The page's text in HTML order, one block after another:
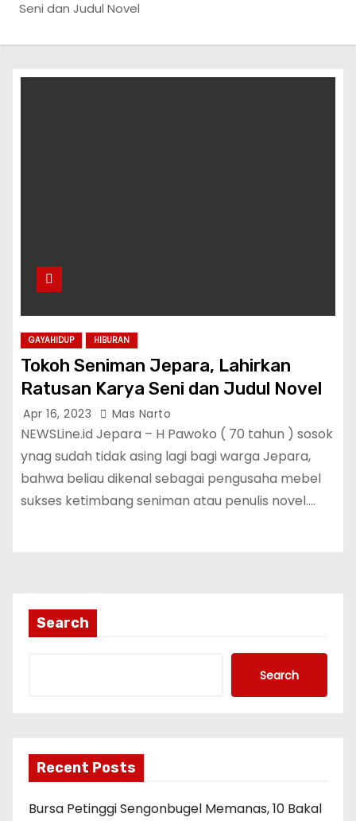
Seni dan Judul Novel
GAYAHIDUP HIBURAN
Tokoh Seniman Jepara, Lahirkan
Ratusan Karya Seni dan Judul Novel
Apr 16, 2023 Mas Narto
NEWSLine.id Jepara – H Pawoko ( 70 tahun ) sosok
ynag sudah tidak asing lagi bagi warga Jepara,
bahwa beliau dikenal sebagai pengusaha mebel
sukses ketimbang seniman atau penulis novel.…
Search
Search
Recent Posts
Bursa Petinggi Sengonbugel Memanas, 10 Bakal